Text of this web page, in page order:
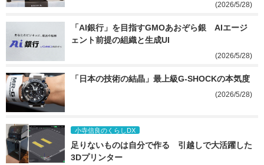
(2026/5/28)
「AI銀行」を目指すGMOあおぞら銀　AIエージ
ェント前提の組織と生成UI
(2026/5/28)
「日本の技術の結晶」最上級G-SHOCKの本気度
(2026/5/28)
小寺信良のくらしDX
足りないものは自分で作る　引越しで大活躍した
3Dプリンター